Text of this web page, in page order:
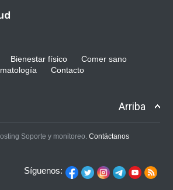
Bienestar físico
Comer sano
Contacto
Arriba
Soporte y monitoreo.Contáctanos
Síguenos: